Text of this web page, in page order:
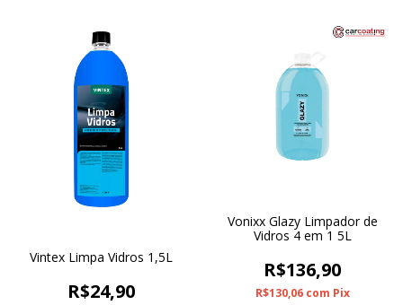
Vintex Limpa Vidros 1,5L
R$24,90
Vonixx Glazy Limpador de
Vidros 4 em 1 5L
R$136,90
R$130,06 com Pix